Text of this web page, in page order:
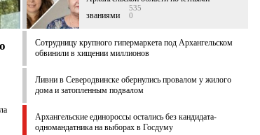
званиями
535
0
Сотрудницу крупного гипермаркета под Архангельском
обвинили в хищении миллионов
Ливни в Северодвинске обернулись провалом у жилого
дома и затопленным подвалом
Архангельские единороссы остались без кандидата-
одномандатника на выборах в Госдуму